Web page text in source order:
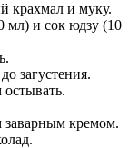
крахмал и муку.
мл) и сок юдзу (10
загустения.
заварным кремом.